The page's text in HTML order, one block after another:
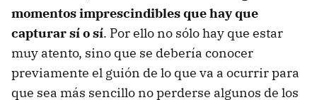
momentos imprescindibles que hay que
capturar sí o sí. Por ello no sólo hay que estar
muy atento, sino que se debería conocer
previamente el guión de lo que va a ocurrir para
que sea más sencillo no perderse algunos de los